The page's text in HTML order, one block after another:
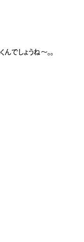
でしょうね～。。